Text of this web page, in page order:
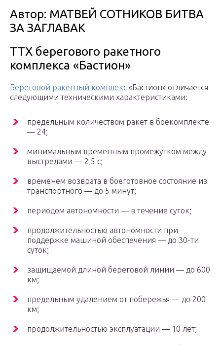
Автор: МАТВЕЙ СОТНИКОВ БИТВА
ЗА ЗАГЛАВАК
ТТХ берегового ракетного
комплекса «Бастион»
Береговой ракетный комплекс «Бастион» отличается
следующими техническими характеристиками:
предельным количеством ракет в боекомплекте
— 24;
минимальным временным промежутком между
выстрелами — 2,5 с;
временем возврата в боеготовное состояние из
транспортного — до 5 минут;
периодом автономности — в течение суток;
продолжительностью автономности при
поддержке машиной обеспечения — до 30-ти
суток;
защищаемой длиной береговой линии — до 600
км;
предельным удалением от побережья — до 200
км;
продолжительностью эксплуатации — 10 лет;